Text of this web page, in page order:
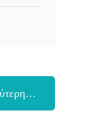
Τιμή